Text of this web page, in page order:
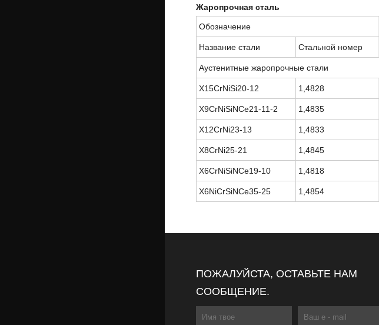
Жаропрочная сталь
Обозначение
Название стали Стальной номер
Аустенитные жаропрочные стали
X15CrNiSi20-12 1,4828
X9CrNiSiNCe21-11-2 1,4835
X12CrNi23-13 1,4833
X8CrNi25-21 1,4845
X6CrNiSiNCe19-10 1,4818
X6NiCrSiNCe35-25 1,4854
ПОЖАЛУЙСТА, ОСТАВЬТЕ НАМ
СООБЩЕНИЕ.